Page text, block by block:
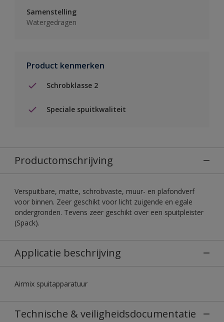
Samenstelling
Watergedragen
Product kenmerken
Schrobklasse 2
Speciale spuitkwaliteit
Productomschrijving
Verspuitbare, matte, schrobvaste, muur- en plafondverf
voor binnen. Zeer geschikt voor licht zuigende en egale
ondergronden. Tevens zeer geschikt over een spuitpleister
(Spack).
Applicatie beschrijving
Airmix spuitapparatuur
Technische & veiligheidsdocumentatie